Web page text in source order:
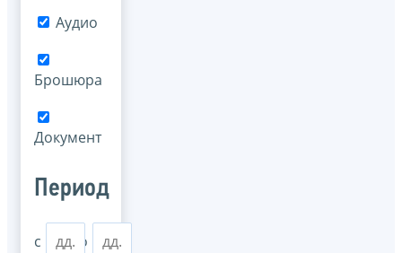
Аудио
Брошюра
Документ
Период
с по